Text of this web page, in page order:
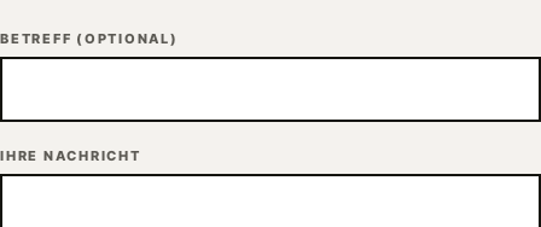
BETREFF (OPTIONAL)
IHRE NACHRICHT